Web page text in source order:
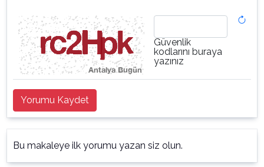
Güvenlik
kodlarını buraya
yazınız
Yorumu Kaydet
Bu makaleye ilk yorumu yazan siz olun.